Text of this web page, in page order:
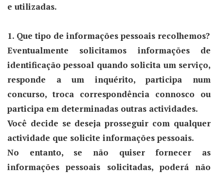
e utilizadas.
1. Que tipo de informações pessoais recolhemos?
Eventualmente solicitamos informações de
identificação pessoal quando solicita um serviço,
responde a um inquérito, participa num
concurso, troca correspondência connosco ou
participa em determinadas outras actividades.
Você decide se deseja prosseguir com qualquer
actividade que solicite informações pessoais.
No entanto, se não quiser fornecer as
informações pessoais solicitadas, poderá não